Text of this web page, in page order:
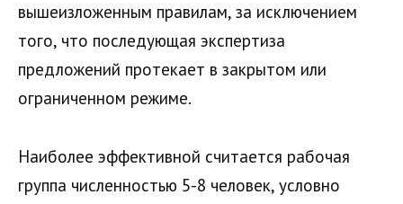
вышеизложенным правилам, за исключением
того, что последующая экспертиза
предложений протекает в закрытом или
ограниченном режиме.
Наиболее эффективной считается рабочая
группа численностью 5-8 человек, условно